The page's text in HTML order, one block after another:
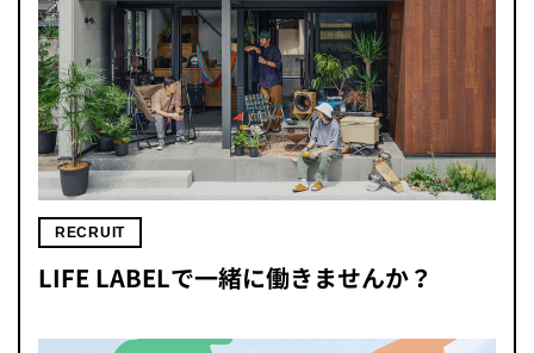
RECRUIT
LIFE LABELで一緒に働きませんか？